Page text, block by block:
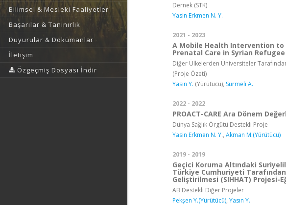
Bilimsel & Mesleki Faaliyetler
Başarılar & Tanınırlık
Duyurular & Dokümanlar
İletişim
Özgeçmiş Dosyası İndir
Dernek (STK)
Yasin Erkmen N. Y.
2021 - 2023
A Mobile Health Intervention
Prenatal Care in Syrian
Diğer Ülkelerden Üniversiteler
(Proje Özeti)
Yasın Y. (Yürütücü), Sürmeli A.
2022 - 2022
PROACT-CARE Ara Dönem
Dünya Sağlık Örgütü Destekli Proje
Yasin Erkmen N. Y., Akman M.(Yürütücü)
2019 - 2019
Geçici Koruma Altındaki
Türkiye Cumhuriyeti
Geliştirilmesi (SIHHAT) Projesi-
AB Destekli Diğer Projeler
Pekşen Y.(Yürütücü), Yasın Y.